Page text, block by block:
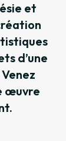
et
d’une
œuvre